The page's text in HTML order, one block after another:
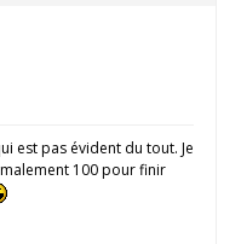
est pas évident du tout. Je
100 pour finir